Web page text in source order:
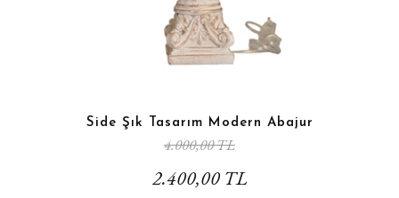
Side Şık Tasarım Modern Abajur
4.000,00 TL
2.400,00 TL